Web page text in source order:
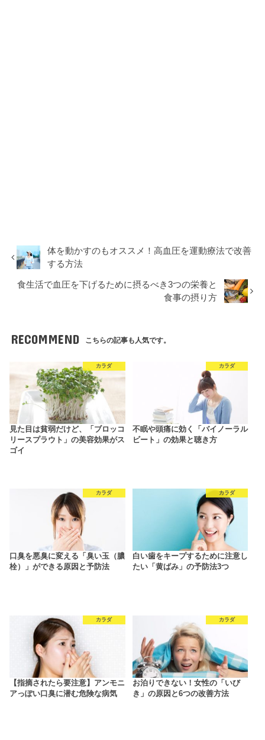
体を動かすのもオススメ！高血圧を運動療法で改善
する方法
食生活で血圧を下げるために摂るべき3つの栄養と
食事の摂り方
RECOMMEND こちらの記事も人気です。
カラダ
見た目は貧弱だけど、「ブロッコ
リースプラウト」の美容効果がス
ゴイ
カラダ
不眠や頭痛に効く「バイノーラル
ビート」の効果と聴き方
カラダ
口臭を悪臭に変える「臭い玉（膿
栓）」ができる原因と予防法
カラダ
白い歯をキープするために注意し
たい「黄ばみ」の予防法3つ
カラダ
【指摘されたら要注意】アンモニ
アっぽい口臭に潜む危険な病気
カラダ
お泊りできない！女性の「いび
き」の原因と6つの改善方法